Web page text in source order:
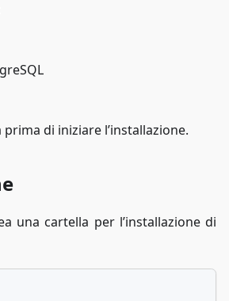
di iniziare l’installazione.
una cartella per l’installazione di